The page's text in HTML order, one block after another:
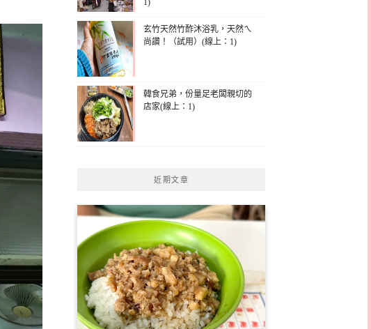
1)
玄竹天然竹酢沐浴乳，天然ㄟ
尚讚！（試用）(線上：1)
韓食兄弟，份量足老闆親切的
店家(線上：1)
近期文章